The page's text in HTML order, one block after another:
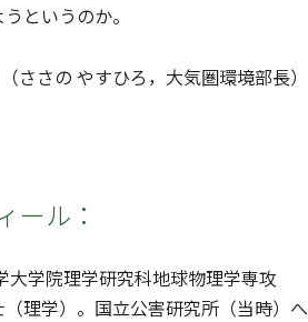
というのか。
（ささの やすひろ，大気圏環境部長）
ール：
大学院理学研究科地球物理学専攻
（理学）。国立公害研究所（当時）へ